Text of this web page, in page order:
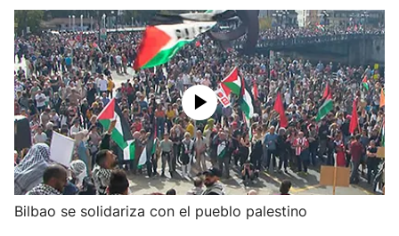
Eguraldia
Bilbao se solidariza con el pueblo palestino